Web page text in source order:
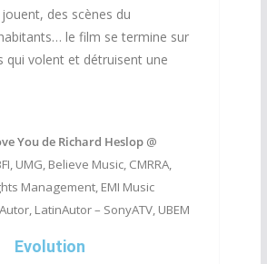
des scènes du
le film se termine sur
qui volent et détruisent une
You de Richard Heslop@
UMG, Believe Music, CMRRA,
Management, EMI Music
LatinAutor – SonyATV, UBEM
Evolution